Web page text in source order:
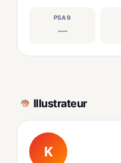
PSA 9
—
Illustrateur
K